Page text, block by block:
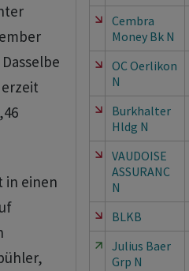
in einen
Cembra
Money Bk N
OC Oerlikon
N
Burkhalter
Hldg N
VAUDOISE
ASSURANC
N
BLKB
Julius Baer
Grp N